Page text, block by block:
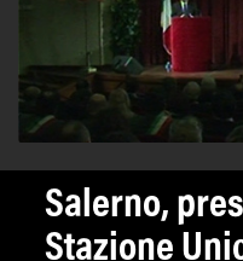
Salerno,
Stazione